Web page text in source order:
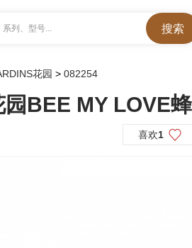
系列、型号...
花园 > 082254
BEE MY LOVE
喜欢1